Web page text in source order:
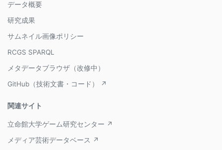
データ概要
研究成果
サムネイル画像ポリシー
RCGS SPARQL
メタデータブラウザ（改修中）
GitHub（技術文書・コード） ↗
関連サイト
立命館大学ゲーム研究センター ↗
メディア芸術データベース ↗